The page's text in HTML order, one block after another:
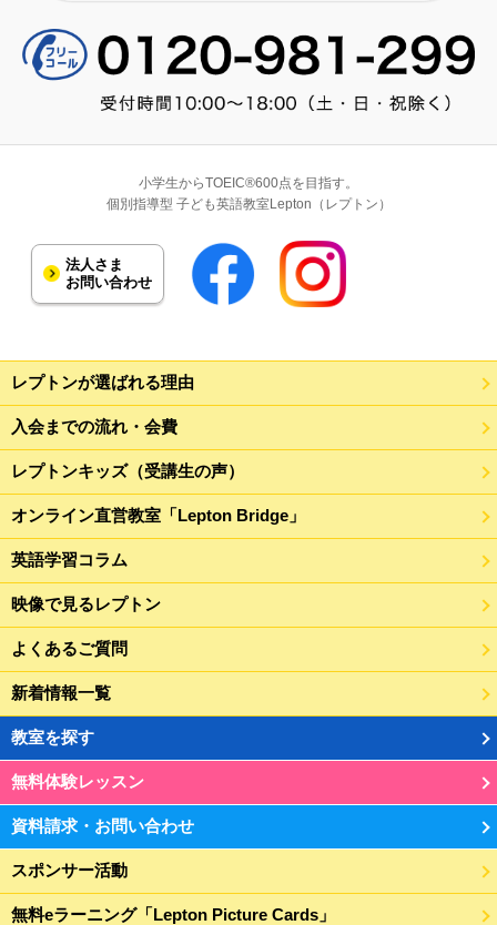
小学生からTOEIC®600点を目指す。
個別指導型 子ども英語教室Lepton（レプトン）
法人さま
お問い合わせ
レプトンが選ばれる理由
入会までの流れ・会費
レプトンキッズ（受講生の声）
オンライン直営教室「Lepton Bridge」
英語学習コラム
映像で見るレプトン
よくあるご質問
新着情報一覧
教室を探す
無料体験レッスン
資料請求・お問い合わせ
スポンサー活動
無料eラーニング「Lepton Picture Cards」